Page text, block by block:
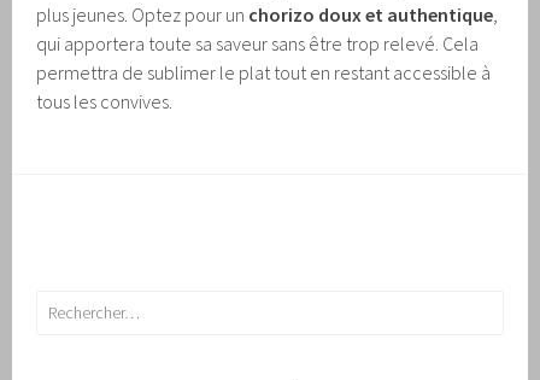
plus jeunes. Optez pour un chorizo doux et authentique
qui apportera toute sa saveur sans être trop relevé. Cela
permettra de sublimer le plat tout en restant accessible à
tous les convives.
Rechercher :